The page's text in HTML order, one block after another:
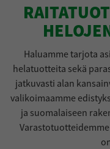
Haluamme tarjota
helatuotteita sekä
jatkuvasti alan
valikoimaamme
ja suomalaiseen